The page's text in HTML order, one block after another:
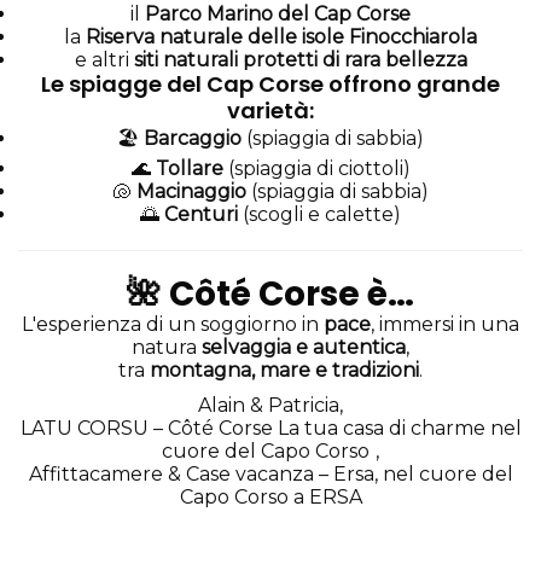
il
Parco Marino del Cap Corse
la Riserva naturale delle isole Finocchiarola
e altri siti naturali protetti di rara bellezza
Le spiagge del Cap Corse offrono grande
varietà:
🏖️ Barcaggio (spiaggia di sabbia)
🌊 Tollare(spiaggia di ciottoli)
🐚 Macinaggio (spiaggia di sabbia)
🌅 Centuri (scogli e calette)
🌺 Côté Corse è…
L'esperienza di un soggiorno in pace, immersi in una
natura selvaggia e autentica,
tra montagna, mare e tradizioni.
Alain & Patricia,
LATU CORSU – Côté Corse La tua casa di charme nel
cuore del Capo Corso ,
Affittacamere & Case vacanza – Ersa, nel cuore del
Capo Corso a ERSA